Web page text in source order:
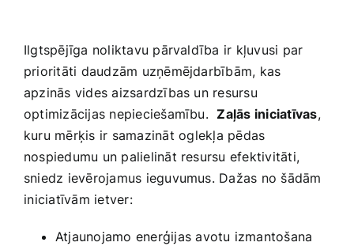
Ilgtspējīga ‌noliktavu pārvaldība ir kļuvusi par
prioritāti daudzām uzņēmējdarbībām, kas
apzinās vides aizsardzības un resursu
optimizācijas nepieciešamību. ​Zaļās iniciatīvas,
kuru mērķis ir samazināt⁢ oglekļa pēdas
nospiedumu un palielināt resursu efektivitāti,
sniedz ievērojamus ieguvumus. Dažas ‌no ​šādām
⁣iniciatīvām ietver:
Atjaunojamo enerģijas avotu izmantošana⁤